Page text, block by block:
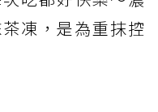
凍，是為重抹控